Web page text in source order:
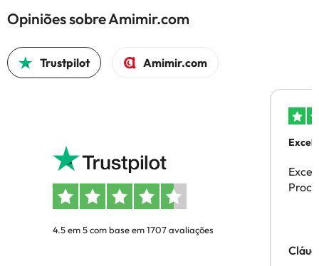
Opiniões sobre Amimir.com
Trustpilot Amimir.com
4.5 em 5 com base em 1707 avaliações